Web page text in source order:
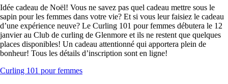
Idée cadeau de Noël! Vous ne savez pas quel cadeau mettre sous le
sapin pour les femmes dans votre vie? Et si vous leur faisiez le cadeau
d’une expérience neuve? Le Curling 101 pour femmes débutera le 12
janvier au Club de curling de Glenmore et ils ne restent que quelques
places disponibles! Un cadeau attentionné qui apportera plein de
bonheur! Tous les détails d’inscription sont en ligne!
Curling 101 pour femmes